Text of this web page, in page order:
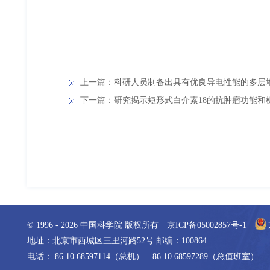
上一篇：科研人员制备出具有优良导电性能的多层
下一篇：研究揭示短形式白介素18的抗肿瘤功能和
© 1996 - 2026 中国科学院 版权所有 京ICP备05002857号-1
地址：北京市西城区三里河路52号 邮编：100864
电话： 86 10 68597114（总机） 86 10 68597289（总值班室）